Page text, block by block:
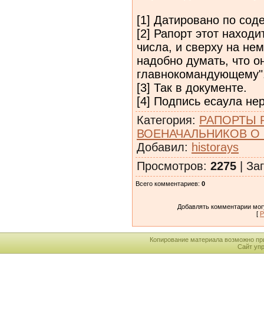
[1] Датировано по
[2] Рапорт этот
числа, и сверху на
надобно думать, что
[3] Так в документе.
[4] Подпись есаула
Категория: РАПОРТЫ
ВОЕНАЧАЛЬНИКОВ
Добавил: historays
Просмотров: 2275 |
Всего комментариев: 0
Добавлять комментарии
[
Копирование материала возможно
Сайт